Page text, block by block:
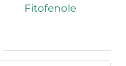
Fitofenole